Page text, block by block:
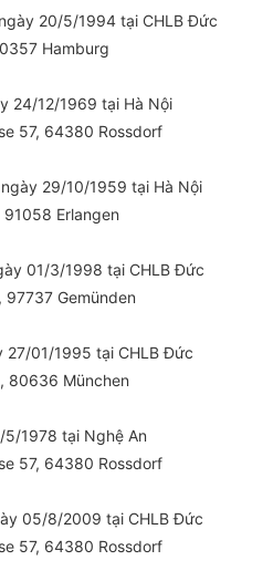
20/5/1994 tại CHLB Đức
Hamburg
24/12/1969 tại Hà Nội
57, 64380 Rossdorf
29/10/1959 tại Hà Nội
Erlangen
01/3/1998 tại CHLB Đức
Gemünden
27/01/1995 tại CHLB Đức
80636 München
5/1978 tại Nghệ An
57, 64380 Rossdorf
05/8/2009 tại CHLB Đức
57, 64380 Rossdorf